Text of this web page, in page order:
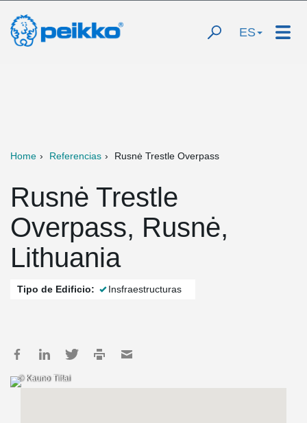
ES
Home Referencias Rusnė Trestle Overpass
Rusnė Trestle
Overpass, Rusnė,
Lithuania
Tipo de Edificio: Insfraestructuras
© Kauno Tiltai